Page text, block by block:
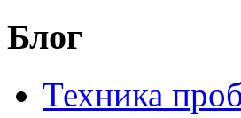
Блог
Техника